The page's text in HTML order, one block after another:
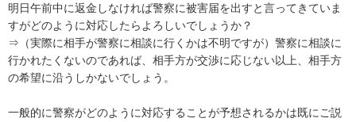
明日午前中に返金しなければ警察に被害届を出すと言ってきていま
すがどのように対応したらよろしいでしょうか？
⇒（実際に相手が警察に相談に行くかは不明ですが）警察に相談に
行かれたくないのであれば、相手方が交渉に応じない以上、相手方
の希望に沿うしかないでしょう。
一般的に警察がどのように対応することが予想されるかは既にご説